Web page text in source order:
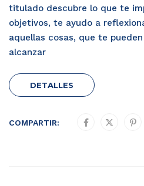
titulado descubre lo que te
objetivos, te ayudo a
aquellas cosas, que te
alcanzar
DETALLES
COMPARTIR: